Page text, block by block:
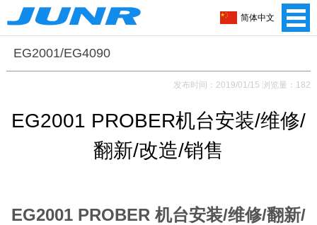
EG2001/EG4090
发布时间：2019/01/15 浏览量：182
EG2001 PROBER机台安装/维修/
翻新/改造/销售
EG2001 PROBER 机台安装/维修/翻新/
简体中文